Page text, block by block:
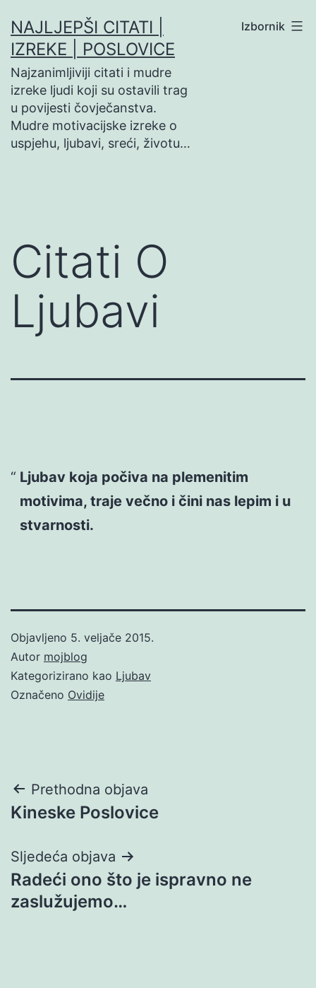
na
sadržaj
NAJLJEPŠI CITATI |
IZREKE | POSLOVICE
Najzanimljiviji citati i mudre
izreke ljudi koji su ostavili trag
u povijesti čovječanstva.
Mudre motivacijske izreke o
uspjehu, ljubavi, sreći, životu…
Izbornik
Citati O
Ljubavi
Ljubav koja počiva na plemenitim
motivima, traje večno i čini nas lepim i u
stvarnosti.
Objavljeno 5. veljače 2015.
Autor mojblog
Kategorizirano kao Ljubav
Označeno Ovidije
Navigacija
objava
Prethodna objava
Kineske Poslovice
Sljedeća objava
Radeći ono što je ispravno ne
zaslužujemo…